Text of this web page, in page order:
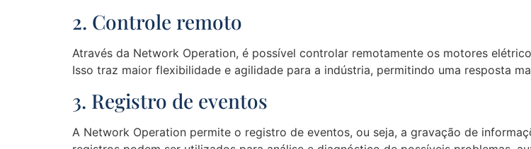
2. Controle remoto
Através da Network Operation, é possível controlar remotamente os motores
Isso traz maior flexibilidade e agilidade para a indústria, permitindo uma resposta
3. Registro de eventos
A Network Operation permite o registro de eventos, ou seja, a gravação de